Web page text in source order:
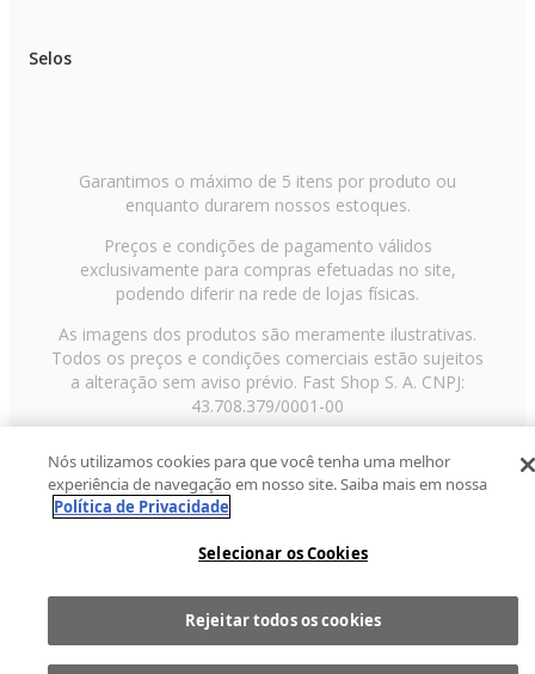
Selos
Garantimos o máximo de 5 itens por produto ou
enquanto durarem nossos estoques.
Preços e condições de pagamento válidos
exclusivamente para compras efetuadas no site,
podendo diferir na rede de lojas físicas.
As imagens dos produtos são meramente ilustrativas.
Todos os preços e condições comerciais estão sujeitos
a alteração sem aviso prévio. Fast Shop S. A. CNPJ:
43.708.379/0001-00
Paulo/SP, CEP 02029-001, Telefone: 11 3003-3728 ©
2013 Fast Shop - Todos os direitos reservadosRF
Nós utilizamos cookies para que você tenha uma melhor
experiência de navegação em nosso site. Saiba mais em nossa
Política de Privacidade
Selecionar os Cookies
Rejeitar todos os cookies